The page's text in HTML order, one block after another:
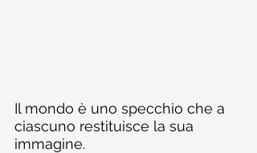
Il mondo è uno specchio che a
ciascuno restituisce la sua
immagine.